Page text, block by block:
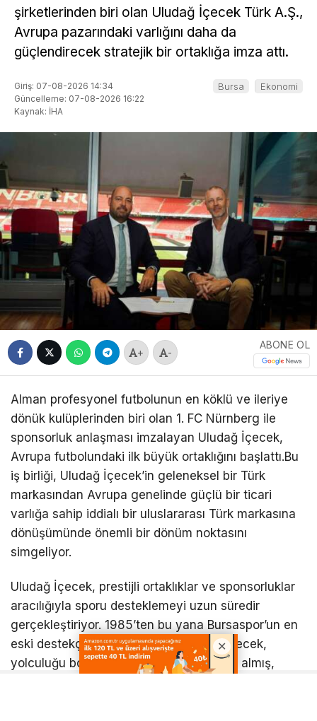
şirketlerinden biri olan Uludağ İçecek Türk A.Ş.,
Avrupa pazarındaki varlığını daha da
güçlendirecek stratejik bir ortaklığa imza attı.
Giriş: 07-08-2026 14:34
Güncelleme: 07-08-2026 16:22
Kaynak: İHA
Bursa Ekonomi
+ -
ABONE OL
Alman profesyonel futbolunun en köklü ve ileriye
dönük kulüplerinden biri olan 1. FC Nürnberg ile
sponsorluk anlaşması imzalayan Uludağ İçecek,
Avrupa futbolundaki ilk büyük ortaklığını başlattı.Bu
iş birliği, Uludağ İçecek’in geleneksel bir Türk
markasından Avrupa genelinde güçlü bir ticari
varlığa sahip iddialı bir uluslararası Türk markasına
dönüşümünde önemli bir dönüm noktasını
simgeliyor.
Uludağ İçecek, prestijli ortaklıklar ve sponsorluklar
aracılığıyla sporu desteklemeyi uzun süredir
gerçekleştiriyor. 1985’ten bu yana Bursaspor’un en
eski destekçilerinden biri olan Uludağ İçecek,
yolculuğu boyunca kulübün yanında yer almış,